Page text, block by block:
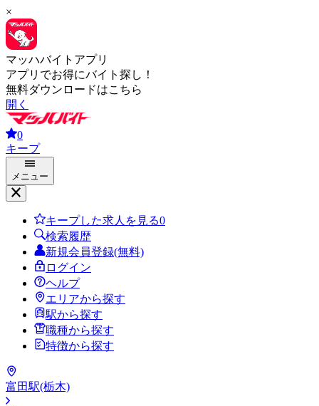
×
マッハバイトアプリ
アプリでお得にバイト探し！
無料ダウンロードはこちら
開く
0
キープ
メニュー
キープした求人を見る0
検索履歴
新規会員登録(無料)
ログイン
ヘルプ
エリアから探す
駅から探す
職種から探す
特徴から探す
富田駅(栃木)